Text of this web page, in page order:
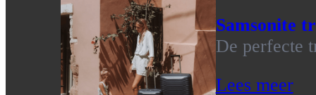
Samsonite
De perfecte
Lees meer